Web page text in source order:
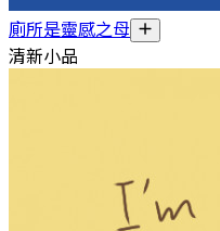
廁所是靈感之母
清新小品